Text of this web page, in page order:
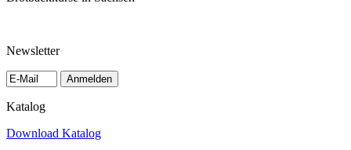
Newsletter
Anmelden
Katalog
Download Katalog